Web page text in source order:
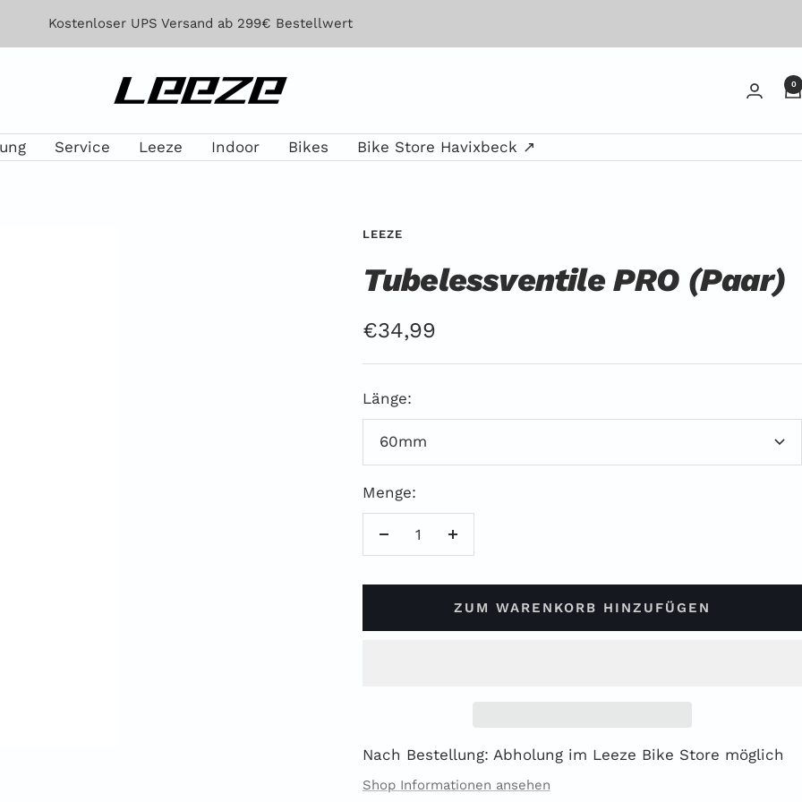
Kostenloser UPS Versand ab 299€ Bestellwert
Leeze 0
Service Leeze Indoor Bikes Bike Store Havixbeck ↗
LEEZE
Tubelessventile PRO (Paar)
Angebotspreis
€34,99
Länge:
60mm
Menge:
Menge
ZUM WARENKORB HINZUFÜGEN
Nach Bestellung: Abholung im Leeze Bike Store möglich
Shop Informationen ansehen